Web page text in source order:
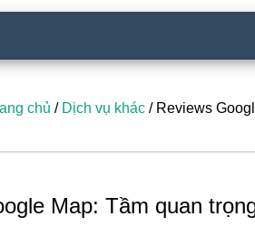
chủ / Dịch vụ khác /Reviews
Map: Tầm quan